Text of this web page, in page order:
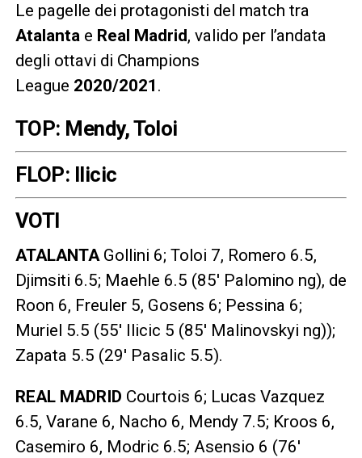
Le pagelle dei protagonisti del match tra
Atalantae Real Madrid, valido per l’andata
degli ottavi di Champions
League 2020/2021 .
TOP: Mendy, Toloi
FLOP: Ilicic
VOTI
ATALANTAGollini 6; Toloi 7, Romero 6.5,
Djimsiti 6.5; Maehle 6.5 (85′ Palomino ng), de
Roon 6, Freuler 5, Gosens 6; Pessina 6;
Muriel 5.5 (55′ Ilicic 5 (85′ Malinovskyi ng));
Zapata 5.5 (29′ Pasalic 5.5).
REAL MADRID Courtois 6; Lucas Vazquez
6.5, Varane 6, Nacho 6, Mendy 7.5; Kroos 6,
Casemiro 6, Modric 6.5; Asensio 6 (76′